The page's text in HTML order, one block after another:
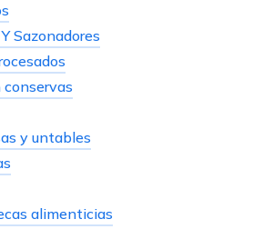
Sazonadores
conservas
y untables
alimenticias